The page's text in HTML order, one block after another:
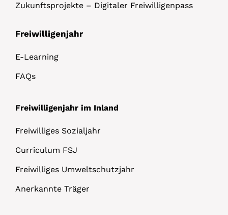
Zukunftsprojekte – Digitaler Freiwilligenpass
Freiwilligenjahr
E-Learning
FAQs
Freiwilligenjahr im Inland
Freiwilliges Sozialjahr
Curriculum FSJ
Freiwilliges Umweltschutzjahr
Anerkannte Träger